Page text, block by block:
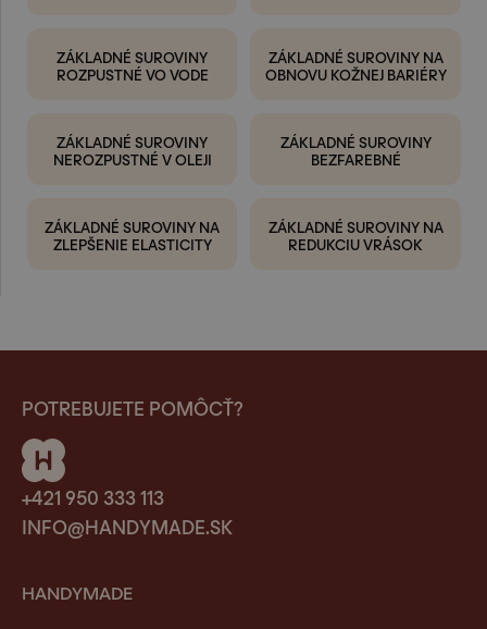
ZÁKLADNÉ SUROVINY
ROZPUSTNÉ VO VODE
ZÁKLADNÉ SUROVINY NA
OBNOVU KOŽNEJ BARIÉRY
ZÁKLADNÉ SUROVINY
NEROZPUSTNÉ V OLEJI
ZÁKLADNÉ SUROVINY
BEZFAREBNÉ
ZÁKLADNÉ SUROVINY NA
ZLEPŠENIE ELASTICITY
ZÁKLADNÉ SUROVINY NA
REDUKCIU VRÁSOK
POTREBUJETE POMÔCŤ?
+421 950 333 113
INFO@HANDYMADE.SK
HANDYMADE